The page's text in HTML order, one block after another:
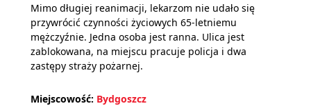
Mimo długiej reanimacji, lekarzom nie udało się
przywrócić czynności życiowych 65-letniemu
mężczyźnie. Jedna osoba jest ranna. Ulica jest
zablokowana, na miejscu pracuje policja i dwa
zastępy straży pożarnej.
Miejscowość: Bydgoszcz